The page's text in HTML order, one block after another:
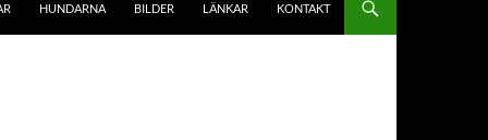
HUNDARNA BILDER LÄNKAR KONTAKT